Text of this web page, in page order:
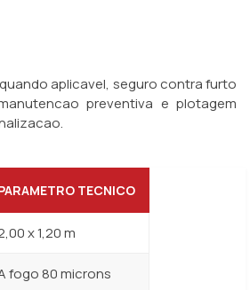
aplicavel, seguro contra furto
preventiva e plotagem
TECNICO
x 1,20 m
fogo 80 microns